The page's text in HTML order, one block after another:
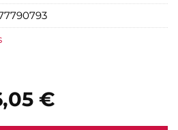
€Aktueller